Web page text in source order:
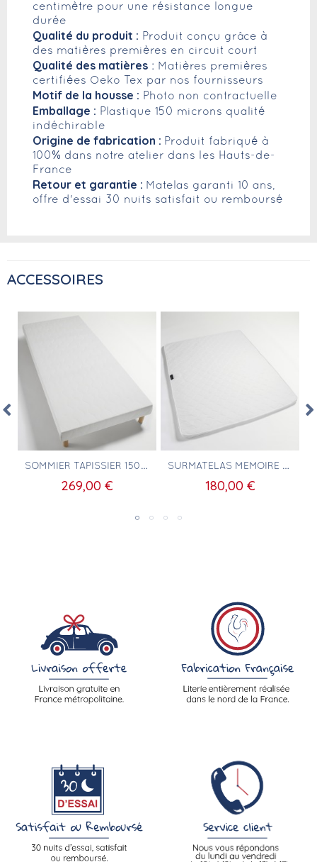
centimètre pour une résistance longue
durée
Qualité du produit : Produit conçu grâce à
des matières premières en circuit court
Qualité des matières : Matières premières
certifiées Oeko Tex par nos fournisseurs
Motif de la housse : Photo non contractuelle
Emballage : Plastique 150 microns qualité
indéchirable
Origine de fabrication : Produit fabriqué à
100% dans notre atelier dans les Hauts-de-
France
Retour et garantie : Matelas garanti 10 ans,
offre d'essai 30 nuits satisfait ou remboursé
ACCESSOIRES
Aperçu rapide SOMMIER TAPISSIER 150X190CM
269,00 €
Aperçu rapide SURMATELAS MÉMOIRE DE FORME 150X190
180,00 €